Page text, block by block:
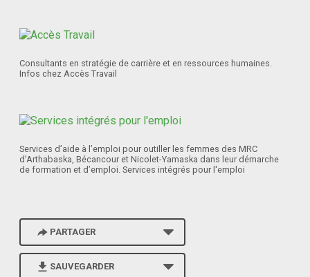
Consultants en stratégie de carrière et en ressources humaines.
Infos chez Accès Travail
Services d’aide à l’emploi pour outiller les femmes des MRC
d’Arthabaska, Bécancour et Nicolet-Yamaska dans leur démarche
de formation et d’emploi. Services intégrés pour l'emploi
PARTAGER
SAUVEGARDER